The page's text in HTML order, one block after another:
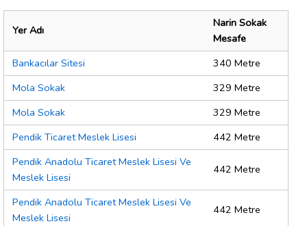
Yer Adı
Narin Sokak
Mesafe
Bankacılar Sitesi
340 Metre
Mola Sokak
329 Metre
Mola Sokak
329 Metre
Pendik Ticaret Meslek Lisesi
442 Metre
Pendik Anadolu Ticaret Meslek Lisesi Ve
Meslek Lisesi
442 Metre
Pendik Anadolu Ticaret Meslek Lisesi Ve
Meslek Lisesi
442 Metre